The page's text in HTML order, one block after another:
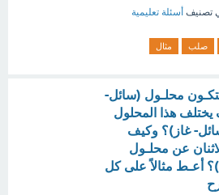
تصنيف أسئلة تعليمية
صلب مثال
محلـول (سائل-
هذا المحلول
غاز)؟ وكيف
عن محلـول
أعـط مثالاً على كل